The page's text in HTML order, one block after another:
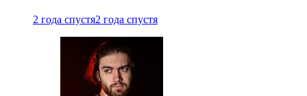
2 года спустя2 года спустя